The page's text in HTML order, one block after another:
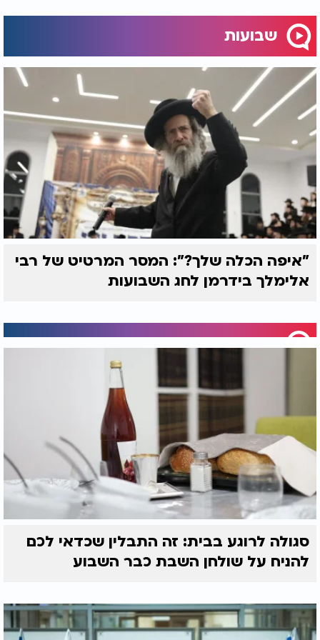
זהו המסר הנצחי והמרגש של חג השבועות. הקדוש ברוך
הוא מחכה לכל אחד מאיתנו, בכל שעה ובכל רגע בחיים,
ומבקש מאיתנו רק דבר אחד קטן: בואו אליי כפי שאתם.
הלילה הזה אנו נשארים ערים ולומדים בהתמדה, לא רק
כדי לתקן את העבר, אלא כדי להוכיח שאנו ערים,
קשובים ומצפים בכל ליבנו לאהבתו התמידית של בורא
עולם שמחכה לנו תמיד.
שבועות
"איפה הכלה שלך?": המסר המרטיט של רבי
אלימלך בידרמן לחג השבועות
סגולה לרוגע בבית: זה התבלין שכדאי לכם
להניח על שולחן השבת כבר השבוע